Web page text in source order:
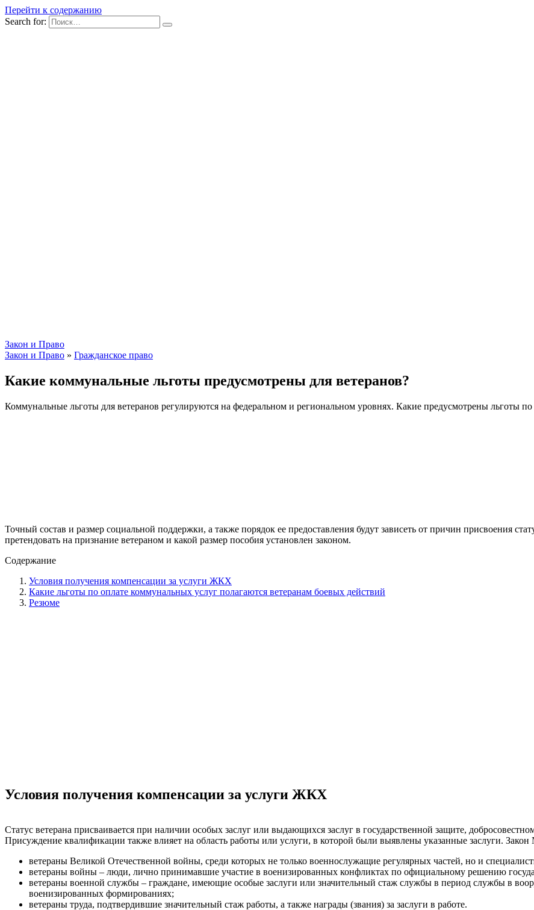
Перейти к содержанию
Search for:
Закон и Право
Закон и Право » Гражданское право
Какие коммунальные льготы предусмотрены для ветеранов?
Коммунальные льготы для ветеранов регулируются на федеральном и региональном уровнях. Какие предусмотрены льготы
Точный состав и размер социальной поддержки, а также порядок ее предоставления будут зависеть от причин присвоения
претендовать на признание ветераном и какой размер пособия установлен законом.
Содержание
Условия получения компенсации за услуги ЖКХ
Какие льготы по оплате коммунальных услуг полагаются ветеранам боевых действий
Резюме
Условия получения компенсации за услуги ЖКХ
Статус ветерана присваивается при наличии особых заслуг или выдающихся заслуг в государственной защите,
Присуждение квалификации также влияет на область работы или услуги, в которой были выявлены указанные заслуги.
ветераны Великой Отечественной войны, среди которых не только военнослужащие регулярных частей, но и
ветераны войны – люди, лично принимавшие участие в военизированных конфликтах по официальному решению
ветераны военной службы – граждане, имеющие особые заслуги или значительный стаж службы в период службы в
военизированных формированиях;
ветераны труда, подтвердившие значительный стаж работы, а также награды (звания) за заслуги в работе.